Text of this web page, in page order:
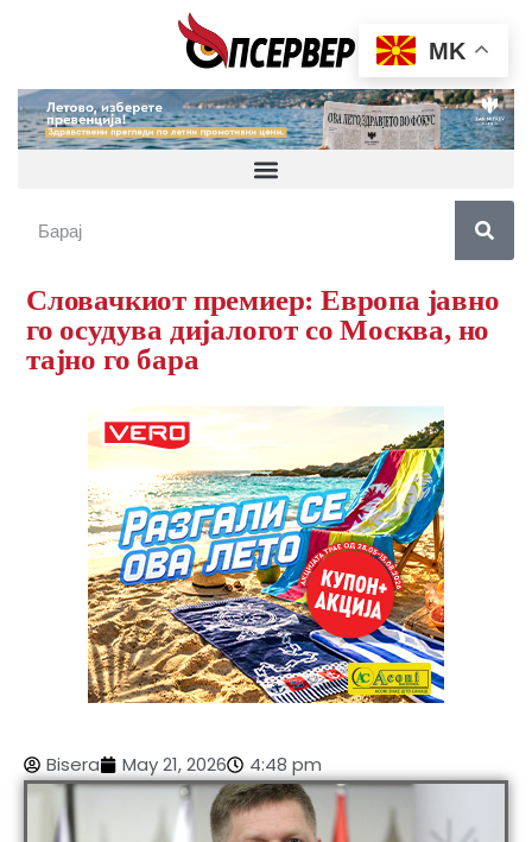
Словачкиот премиер: Европа јавно
го осудува дијалогот со Москва, но
тајно го бара
Bisera May 21, 2026 4:48 pm
MK